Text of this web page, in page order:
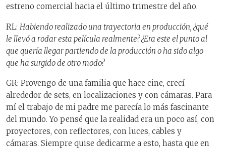
estreno comercial hacia el último trimestre del año.
RL: Habiendo realizado una trayectoria en producción, ¿qué
le llevó a rodar esta película realmente? ¿Era este el punto al
que quería llegar partiendo de la producción o ha sido algo
que ha surgido de otro modo?
GR: Provengo de una familia que hace cine, crecí
alrededor de sets, en localizaciones y con cámaras. Para
mí el trabajo de mi padre me parecía lo más fascinante
del mundo. Yo pensé que la realidad era un poco así, con
proyectores, con reflectores, con luces, cables y
cámaras. Siempre quise dedicarme a esto, hasta que en